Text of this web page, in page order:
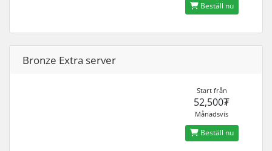
Beställ nu
Bronze Extra server
Start från
52,500₮
Månadsvis
Beställ nu